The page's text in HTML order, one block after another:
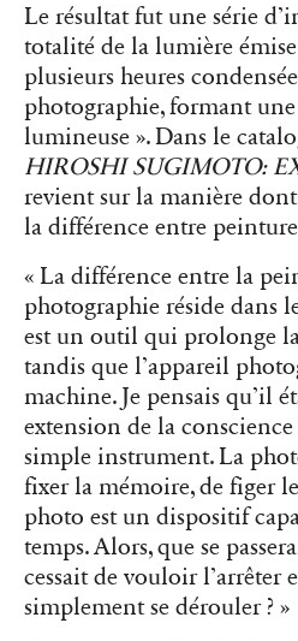
Le résultat fut une série
totalité de la lumière
plusieurs heures
photographie, formant une
lumineuse ». Dans le
HIROSHI SUGIMOTO:
revient sur la manière
la différence entre
« La différence entre la
photographie réside dans
est un outil qui prolonge
tandis que l’appareil
machine. Je pensais qu’il
extension de la
simple instrument. La
fixer la mémoire, de figer
photo est un dispositif
temps. Alors, que se
cessait de vouloir l’arrêter
simplement se dérouler ? »